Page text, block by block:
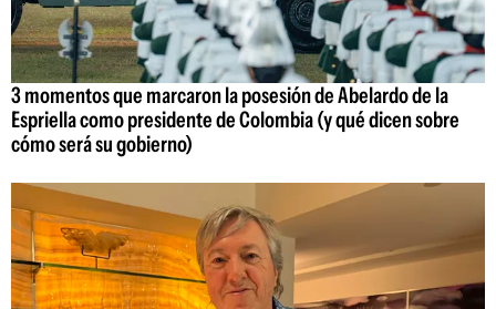
3 momentos que marcaron la posesión de Abelardo de la
Espriella como presidente de Colombia (y qué dicen sobre
cómo será su gobierno)